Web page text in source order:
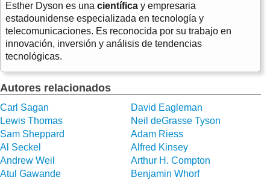
Esther Dyson es una científica y empresaria
estadounidense especializada en tecnología y
telecomunicaciones. Es reconocida por su trabajo en
innovación, inversión y análisis de tendencias
tecnológicas.
Autores relacionados
Carl Sagan
David Eagleman
Lewis Thomas
Neil deGrasse Tyson
Sam Sheppard
Adam Riess
Al Seckel
Alfred Kinsey
Andrew Weil
Arthur H. Compton
Atul Gawande
Benjamin Whorf